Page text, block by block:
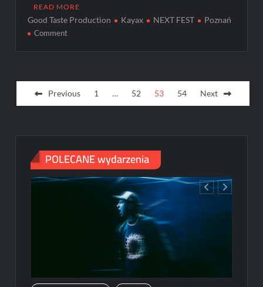
READ MORE
Good Taste Production Kayax NEXT FEST Poznań
Commenton
wystąpią
na
NEXT
FEST
Posts
pagination
Previous 1 … 52 53 54 Next
POLECANE wydarzenia